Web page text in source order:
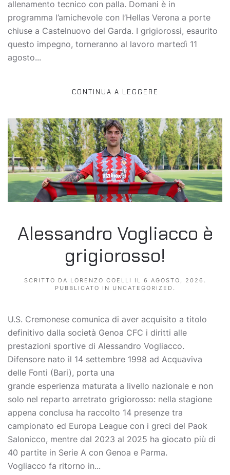
allenamento tecnico con palla. Domani è in
programma l’amichevole con l’Hellas Verona a porte
chiuse a Castelnuovo del Garda. I grigiorossi, esaurito
questo impegno, torneranno al lavoro martedì 11
agosto...
CONTINUA A LEGGERE
Alessandro Vogliacco è
grigiorosso!
SCRITTO DA LORENZO COELLI IL 6 AGOSTO, 2026 .
PUBBLICATO IN UNCATEGORIZED .
U.S. Cremonese comunica di aver acquisito a titolo
definitivo dalla società Genoa CFC i diritti alle
prestazioni sportive di Alessandro Vogliacco.
Difensore nato il 14 settembre 1998 ad Acquaviva
delle Fonti (Bari), porta una
grande esperienza maturata a livello nazionale e non
solo nel reparto arretrato grigiorosso: nella stagione
appena conclusa ha raccolto 14 presenze tra
campionato ed Europa League con i greci del Paok
Salonicco, mentre dal 2023 al 2025 ha giocato più di
40 partite in Serie A con Genoa e Parma.
Vogliacco fa ritorno in...